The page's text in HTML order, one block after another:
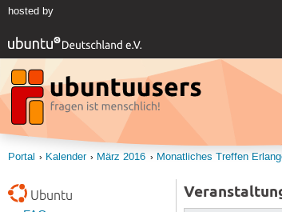
hosted by
Portal Kalender März 2016 Monatliches Treffen
Ubuntu